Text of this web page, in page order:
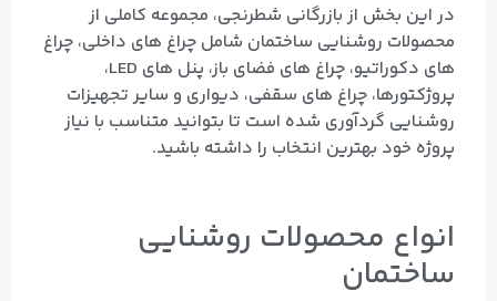
در این بخش از بازرگانی شطرنجی، مجموعه کاملی از
محصولات روشنایی ساختمان شامل چراغ‌ های داخلی، چراغ‌
های دکوراتیو، چراغ‌ های فضای باز، پنل‌ های LED،
پروژکتورها، چراغ‌ های سقفی، دیواری و سایر تجهیزات
روشنایی گردآوری شده است تا بتوانید متناسب با نیاز
پروژه خود بهترین انتخاب را داشته باشید.
انواع محصولات روشنایی
ساختمان